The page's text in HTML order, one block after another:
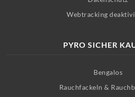
Webtracking
PYRO SICHER
Bengalos
Rauchfackeln &